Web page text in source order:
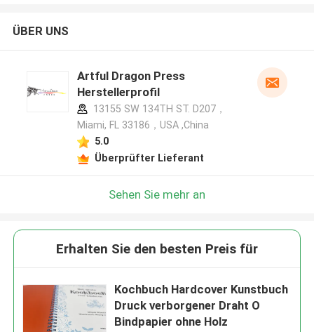
ÜBER UNS
Artful Dragon Press
Herstellerprofil
13155 SW 134TH ST. D207，
Miami, FL 33186，USA ,China
5.0
Überprüfter Lieferant
Sehen Sie mehr an
Erhalten Sie den besten Preis für
Kochbuch Hardcover Kunstbuch
Druck verborgener Draht O
Bindpapier ohne Holz